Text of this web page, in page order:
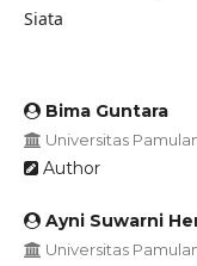
Siata
Bima Guntara
Universitas
Author
Ayni Suwarni
Universitas